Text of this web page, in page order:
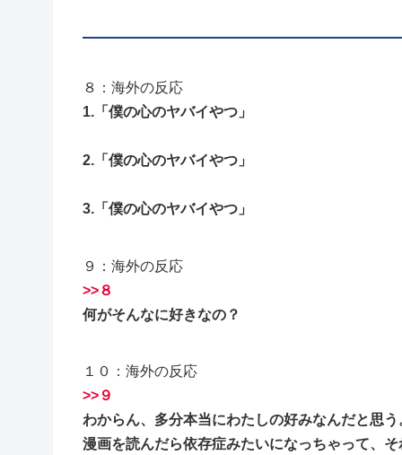
８：海外の反応
1.「僕の心のヤバイやつ」
2.「僕の心のヤバイやつ」
3.「僕の心のヤバイやつ」
９：海外の反応
>>８
何がそんなに好きなの？
１０：海外の反応
>>９
わからん、多分本当にわたしの好みなんだと思う
漫画を読んだら依存症みたいになっちゃって、